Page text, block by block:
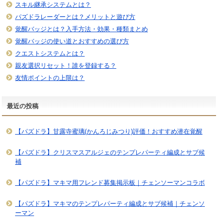
スキル継承システムとは？
パズドラレーダーとは？メリットと遊び方
覚醒バッジとは？入手方法・効果・種類まとめ
覚醒バッジの使い道とおすすめの選び方
クエストシステムとは？
親友選択リセット！誰を登録する？
友情ポイントの上限は？
最近の投稿
【パズドラ】甘露寺蜜璃(かんろじみつり)評価！おすすめ潜在覚醒
【パズドラ】クリスマスアルジェのテンプレパーティ編成とサブ候
補
【パズドラ】マキマ用フレンド募集掲示板｜チェンソーマンコラボ
【パズドラ】マキマのテンプレパーティ編成とサブ候補｜チェンソ
ーマン